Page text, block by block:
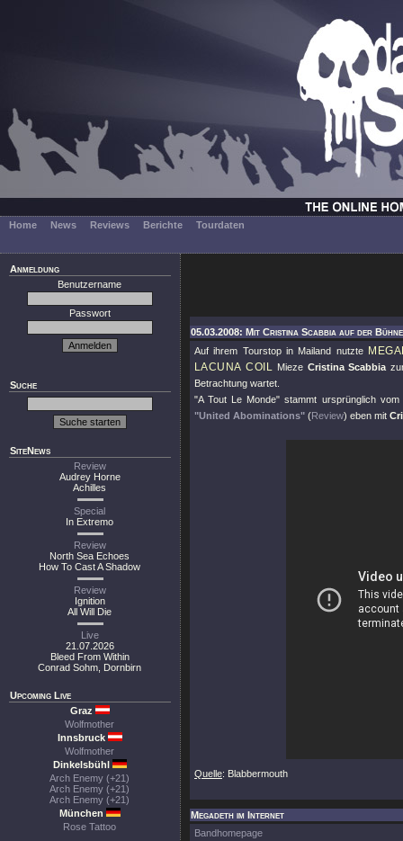
Home News Reviews Berichte Tourdaten
Anmeldung
Benutzername
Passwort
Suche
SiteNews
Review
Audrey Horne
Achilles
Special
In Extremo
Review
North Sea Echoes
How To Cast A Shadow
Review
Ignition
All Will Die
Live
21.07.2026
Bleed From Within
Conrad Sohm, Dornbirn
Upcoming Live
Graz
Wolfmother
Innsbruck
Wolfmother
Dinkelsbühl
Arch Enemy (+21)
Arch Enemy (+21)
Arch Enemy (+21)
München
Rose Tattoo
05.03.2008: Mit Cristina Scabbia auf der
Auf ihrem Tourstop in Mailand nutzte
LACUNA COIL Mieze Cristina Scabbia
Betrachtung wartet.
"A Tout Le Monde" stammt ursprünglich
"United Abominations" (Review) eben mit
Quelle: Blabbermouth
Megadeth im Internet
Bandhomepage